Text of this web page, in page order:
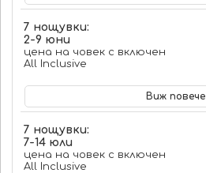
7 нощувки:
2-9 юни
цена на човек с включен
All Inclusive
Виж повече
7 нощувки:
7-14 юли
цена на човек с включен
All Inclusive